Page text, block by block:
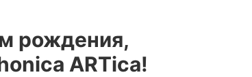
рождения,
ARTica!